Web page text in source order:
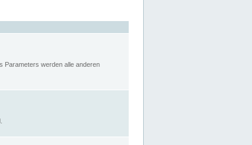
Parameters werden alle anderen